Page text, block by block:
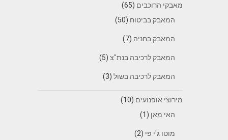
מאבקי הרוכבים (65)
המאבק בביטוח (50)
המאבק בחניה (7)
המאבק לרכיבה בנת"צ(5)
המאבק לרכיבה בשול(3)
מירוצי אופנועים (10)
האי מאן (1)
מוטו ג'י פי (2)